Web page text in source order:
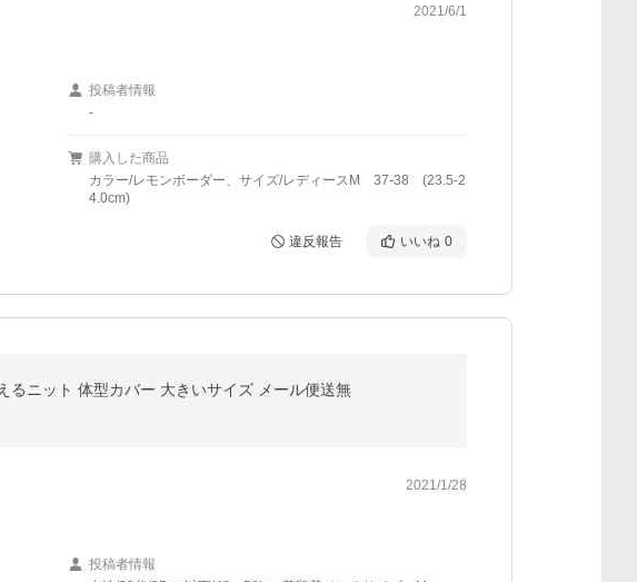
2021/6/1
投稿者情報
-
購入した商品
カラー/レモンボーダー、サイズ/レディースM 37-38 (23.5-2
4.0cm)
違反報告 いいね 0
るニット 体型カバー 大きいサイズ メール便送無
2021/1/28
投稿者情報